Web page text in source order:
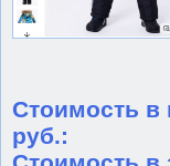
Стоимость в
руб.: